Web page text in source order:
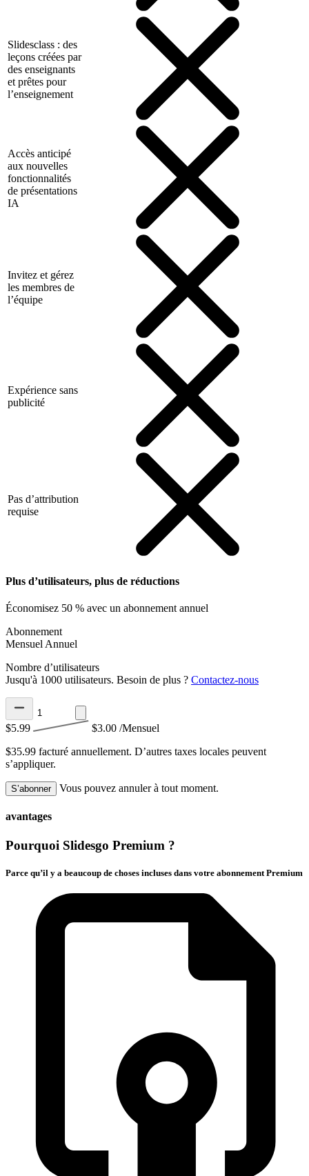
Slidesclass : des
leçons créées par
des enseignants
et prêtes pour
l’enseignement
Accès anticipé
aux nouvelles
fonctionnalités
de présentations
IA
Invitez et gérez
les membres de
l’équipe
Expérience sans
publicité
Pas d’attribution
requise
Plus d’utilisateurs, plus de réductions
Économisez 50 % avec un abonnement annuel
Abonnement
Mensuel Annuel
Nombre d’utilisateurs
Jusqu'à 1000 utilisateurs. Besoin de plus ? Contactez-nous
$5.99 $3.00 /Mensuel
$35.99 facturé annuellement. D’autres taxes locales peuvent
s’appliquer.
S’abonner Vous pouvez annuler à tout moment.
avantages
Pourquoi Slidesgo Premium ?
Parce qu’il y a beaucoup de choses incluses dans votre abonnement Premium